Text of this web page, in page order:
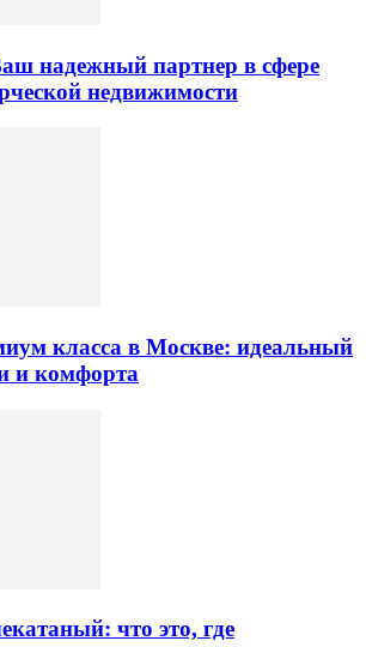
надежный партнер в сфере
недвижимости
класса в Москве: идеальный
и комфорта
что это, где